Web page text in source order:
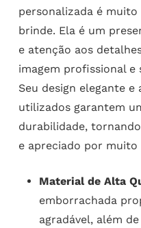
personalizada é
brinde. Ela é um
e atenção aos
imagem profissional e
Seu design elegante
utilizados garantem
durabilidade,
e apreciado por muito
Material de Alta
emborrachada
agradável, além